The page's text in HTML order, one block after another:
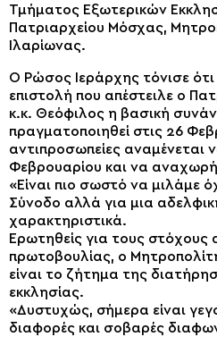
Τμήματος Εξωτερικών
Πατριαρχείου Μόσχας,
Ιλαρίωνας.
O Ρώσος Ιεράρχης τόνισε
επιστολή που απέστειλε ο
κ.κ. Θεόφιλος η βασική
πραγματοποιηθεί στις 26
αντιπροσωπείες αναμένεται
Φεβρουαρίου και να
«Είναι πιο σωστό να μιλάμε
Σύνοδο αλλά για μια
χαρακτηριστικά.
Ερωτηθείς για τους στόχους
πρωτοβουλίας, ο
είναι το ζήτημα της
εκκλησίας.
«Δυστυχώς, σήμερα είναι
διαφορές και σοβαρές